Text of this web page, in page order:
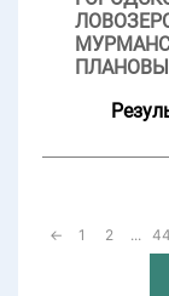
← 1 2 ... 44